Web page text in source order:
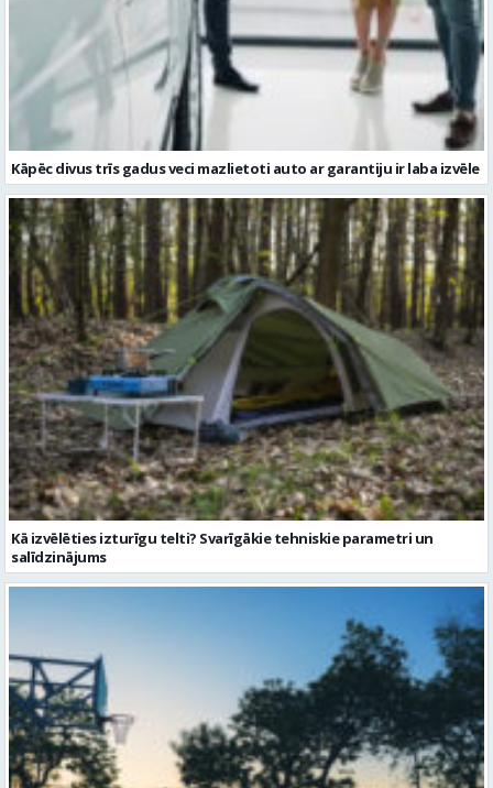
Kāpēc divus trīs gadus veci mazlietoti auto ar garantiju ir laba izvēle
Kā izvēlēties izturīgu telti? Svarīgākie tehniskie parametri un
salīdzinājums